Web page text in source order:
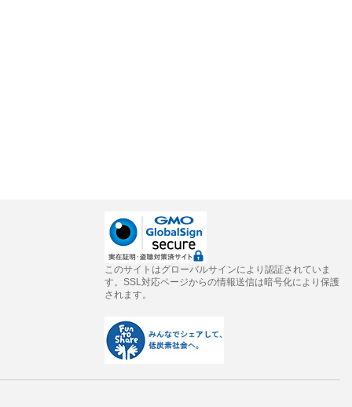
このサイトはグローバルサインにより認証されていま
す。SSL対応ページからの情報送信は暗号化により保護
されます。